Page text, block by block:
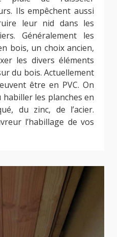
Ils empêchent aussi
leur nid dans les
Généralement les
bois, un choix ancien,
les divers éléments
du bois. Actuellement
être en PVC. On
les planches en
du zinc, de l’acier.
l’habillage de vos